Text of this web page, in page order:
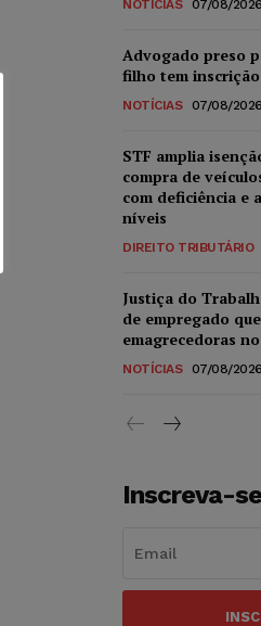
NOTÍCIAS 07/08/2026
Advogado preso
filho tem inscrição
NOTÍCIAS 07/08/2026
STF amplia
compra de
com deficiência e
níveis
DIREITO TRIBUTÁRIO
Justiça do
de empregado
emagrecedoras
NOTÍCIAS 07/08/2026
Inscreva-se